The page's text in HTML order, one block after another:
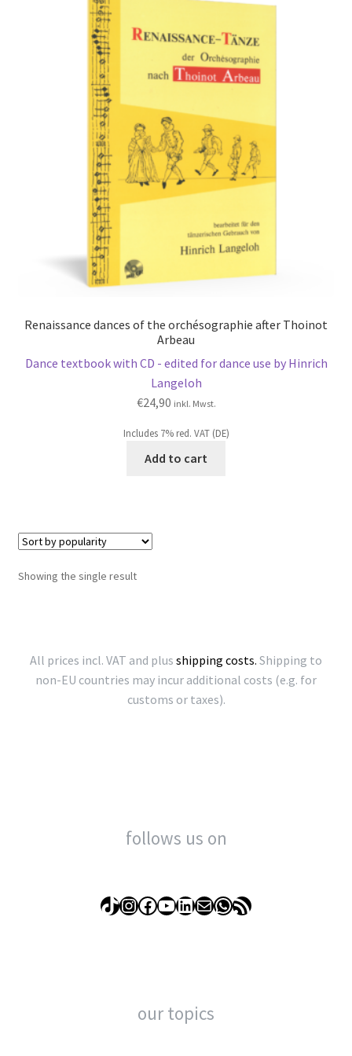
Renaissance dances of the orchésographie after Thoinot
Arbeau
Dance textbook with CD - edited for dance use by Hinrich
Langeloh
€24,90 inkl. Mwst.
Includes 7% red. VAT (DE)
Add to cart
Showing the single result
All prices incl. VAT and plus shipping costs. Shipping to
non-EU countries may incur additional costs (e.g. for
customs or taxes).
follows us on
TikTok
Instagram
Facebook
YouTube
LinkedIn
MailWhatsApp
RSS Feed
our topics